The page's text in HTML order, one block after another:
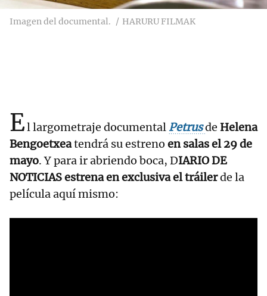
Imagen del documental. HARURU FILMAK
El largometraje documentalPetrusde Helena
Bengoetxeatendrá su estreno en salas el 29 de
mayo. Y para ir abriendo boca, DIARIO DE
NOTICIAS estrena en exclusiva el tráilerde la
película aquí mismo: